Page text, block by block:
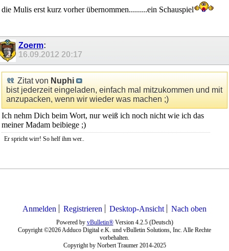
die Mulis erst kurz vorher übernommen.........ein Schauspiel
Zoerm:
16.09.2012 20:17
Zitat von Nuphi
bist jederzeit eingeladen, einfach mal mitzukommen und mit
anzupacken, wenn wir wieder was machen ;)
Ich nehm Dich beim Wort, nur weiß ich noch nicht wie ich das
meiner Madam beibiege ;)
Er spricht wirr! So helf ihm wer..
Anmelden Registrieren Desktop-Ansicht Nach oben
Powered by vBulletin®Version 4.2.5 (Deutsch)
Copyright ©2026 Adduco Digital e.K. und vBulletin Solutions, Inc. Alle Rechte
vorbehalten.
Copyright by Norbert Traumer 2014-2025